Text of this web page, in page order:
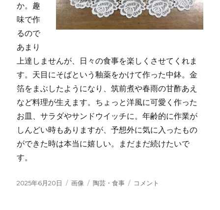
か。趣
味で作
るので
あまり
上達しませんが、日々の食事を楽しくさせてくれま
す。天目にそばという釉薬をかけて作った中鉢。金
箔をまぶしたようになり、筑前煮や春雨の甘酢あえ
など料理が生えます。ちょっと洋風に可愛く作った
お皿、サラダやサンドウイッチに。年齢的に作業が
しんどい時もありますが、予想外に気に入ったもの
ができた時は本当に嬉しい。まだまだ続けたいで
す。
投
2025年6月20日
フ
画像
カ
陶芸・食事
陶
コメント